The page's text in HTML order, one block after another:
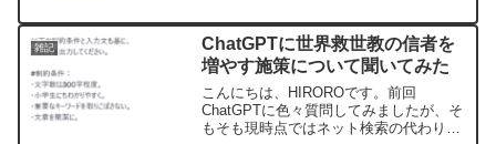
た！(一部関係ないものも写ってますが
^^;)ちなみにこの...
雑記
ChatGPTに世界救世教の信者を
増やす施策について聞いてみた
こんにちは、HIROROです。前回
ChatGPTに色々質問してみましたが、そ
もそも現時点ではネット検索の代わりに